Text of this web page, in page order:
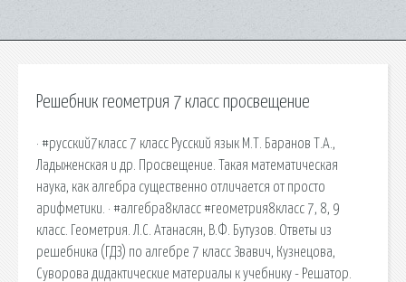
Решебник геометрия 7 класс просвещение
· #русский7класс 7 класс Русский язык М.Т. Баранов Т.А.,
Ладыженская и др. Просвещение. Такая математическая
наука, как алгебра существенно отличается от просто
арифметики. · #алгебра8класс #геометрия8класс 7, 8, 9
класс. Геометрия. Л.С. Атанасян, В.Ф. Бутузов. Ответы из
решебника (ГДЗ) по алгебре 7 класс Звавич, Кузнецова,
Суворова дидактические материалы к учебнику - Решатор.